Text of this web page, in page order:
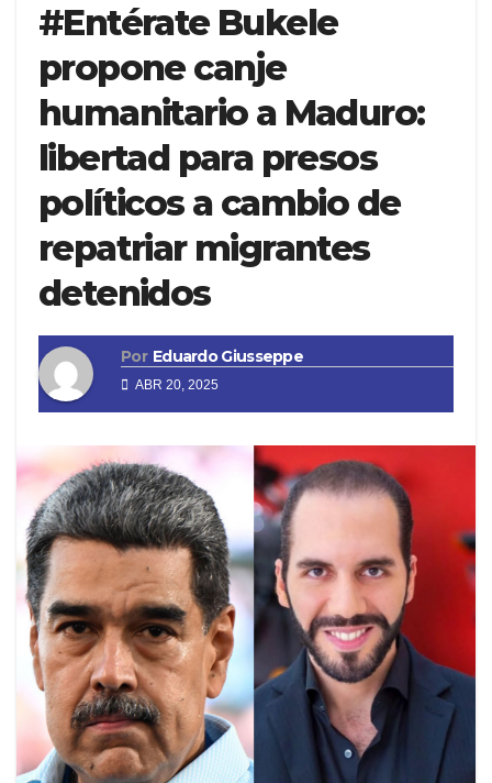
#Entérate Bukele
propone canje
humanitario a Maduro:
libertad para presos
políticos a cambio de
repatriar migrantes
detenidos
Por Eduardo Giusseppe
ABR 20, 2025